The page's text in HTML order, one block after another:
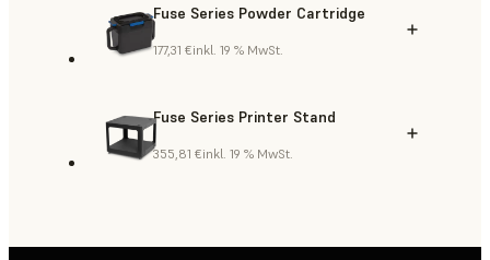
Fuse Series Powder Cartridge
177,31 €inkl. 19 % MwSt.
Fuse Series Printer Stand
355,81 €inkl. 19 % MwSt.